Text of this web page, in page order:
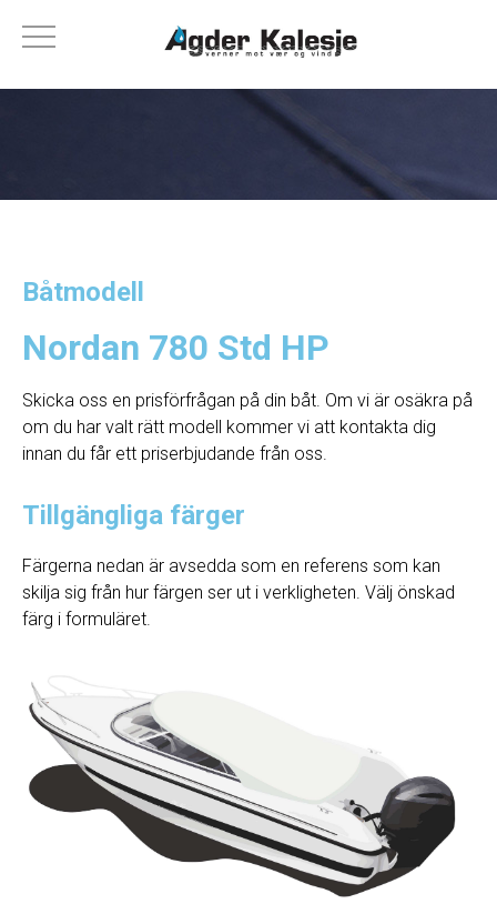
Båtmodell
Nordan 780 Std HP
Skicka oss en prisförfrågan på din båt. Om vi ​​är osäkra på
om du har valt rätt modell kommer vi att kontakta dig
innan du får ett priserbjudande från oss.
Tillgängliga färger
Färgerna nedan är avsedda som en referens som kan
skilja sig från hur färgen ser ut i verkligheten. Välj önskad
färg i formuläret.